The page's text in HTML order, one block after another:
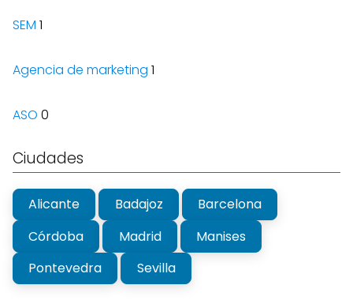
SEM 1
Agencia de marketing 1
ASO 0
Ciudades
Alicante Badajoz
Barcelona
Córdoba
Madrid
Manises
Pontevedra
Sevilla